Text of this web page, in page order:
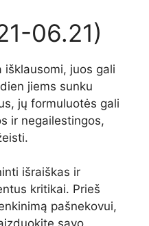
06.21)
išklausomi, juos gali
jiems sunku
jų formuluotės gali
ir negailestingos,
išraiškas ir
kritikai. Prieš
pašnekovui,